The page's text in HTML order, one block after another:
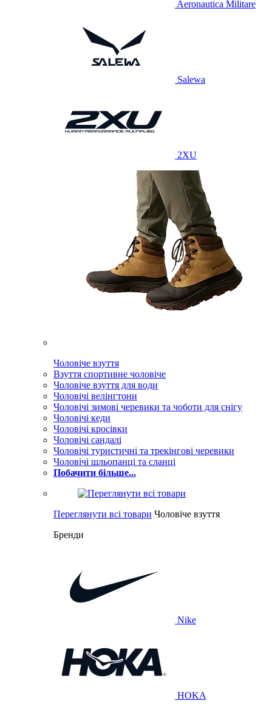
Aeronautica Militare
Salewa
2XU
Чоловіче взуття
Взуття спортивне чоловіче
Чоловіче взуття для води
Чоловічі велінгтони
Чоловічі зимові черевики та чоботи для снігу
Чоловічі кеди
Чоловічі кросівки
Чоловічі сандалі
Чоловічі туристичні та трекінгові черевики
Чоловічі шльопанці та сланці
Побачити більше...
Переглянути всі товари Чоловіче взуття
Бренди
Nike
HOKA